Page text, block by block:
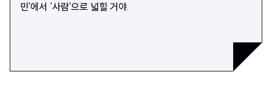
민'에서 ‘사람'으로 넓힐 거야.